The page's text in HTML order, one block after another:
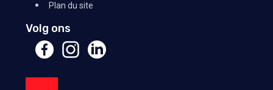
Plan du site
Volg ons